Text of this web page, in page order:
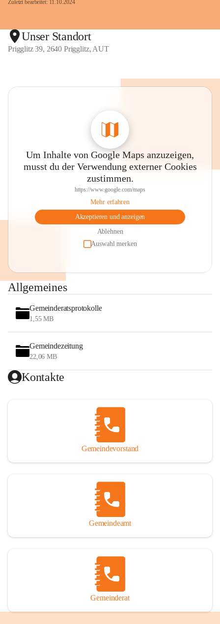
Zuletzt bearbeitet: 11.10.2024
Unser Standort
Prigglitz 39, 2640 Prigglitz, AUT
Um Inhalte von Google Maps anzuzeigen,
musst du der Verwendung externer Cookies
zustimmen.
https://www.google.com/maps
Mehr erfahren
Akzeptieren und anzeigen
Ablehnen
Auswahl merken
Allgemeines
Gemeinderatsprotokolle
1,55 MB
Gemeindezeitung
22,06 MB
Kontakte
Gemeindevorstand
Gemeindeamt
Gemeinderat